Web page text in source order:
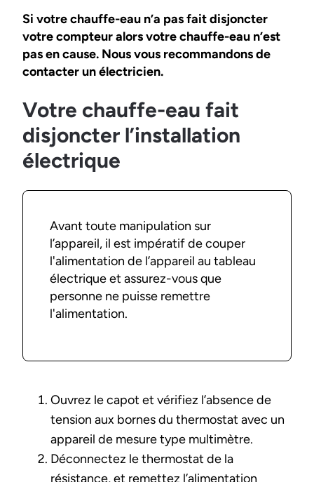
Si votre chauffe-eau n’a pas fait disjoncter
votre compteur alors votre chauffe-eau n’est
pas en cause. Nous vous recommandons de
contacter un électricien.
Votre chauffe-eau fait
disjoncter l’installation
électrique
Avant toute manipulation sur
l’appareil, il est impératif de couper
l'alimentation de l’appareil au tableau
électrique et assurez-vous que
personne ne puisse remettre
l'alimentation.
Ouvrez le capot et vérifiez l’absence de
tension aux bornes du thermostat avec un
appareil de mesure type multimètre.
Déconnectez le thermostat de la
résistance, et remettez l’alimentation